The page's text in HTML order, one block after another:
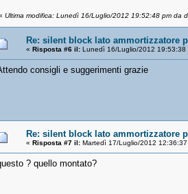
Ultima modifica: Lunedì 16/Luglio/2012 19:52:48 pm da
Re: silent block lato ammortizzatore
« Risposta #6 il: Lunedì 16/Luglio/2012 19:53:38
consigli e suggerimenti grazie
Re: silent block lato ammortizzatore
« Risposta #7 il: Martedì 17/Luglio/2012
? quello montato?